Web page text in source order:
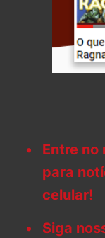
Entre no
para
celular!
Siga